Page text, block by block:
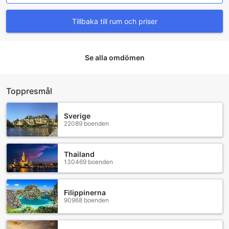
På Richmond Hotel Premier Musashikosugi får du en
läckra rätter som tillfredsställer både internationella och
risrätter, vilket ger dig möjlighet att börja din dag på bästa
personalen gör att du känner dig välkommen och
omhändertagen under hela måltiden.
Hotellets matsal är en perfekt plats för både
affärsresenärer och turister att koppla av och njuta av en
god måltid. Med en stilren och modern inredning skapas en
trivsam miljö där du kan avnjuta din frukost i lugn och ro.
Richmond Hotel Premier Musashikosugi strävar alltid efter
att ge sina gäster en oförglömlig matupplevelse, och
frukostbuffén är bara början på de kulinariska äventyr som
väntar under din vistelse.
Rumserbjudanden på Richmond Hotel Premier
Tillbaka till rum och priser
Se alla omdömen
Toppresmål
Sverige
22089 boenden
Thailand
130469 boenden
Filippinerna
90968 boenden